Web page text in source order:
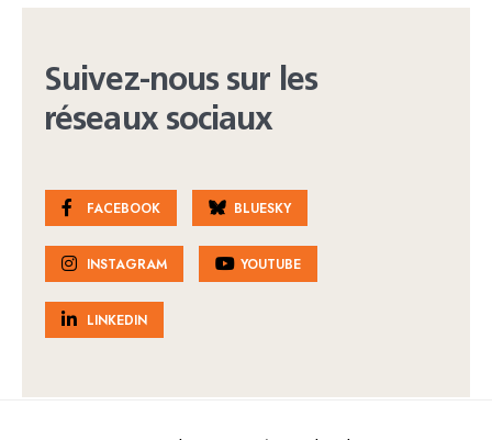
Suivez-nous sur les
réseaux sociaux
FACEBOOK BLUESKY
INSTAGRAM YOUTUBE
LINKEDIN